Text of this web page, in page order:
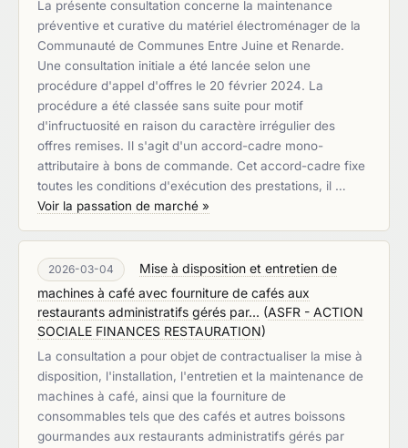
La présente consultation concerne la maintenance
préventive et curative du matériel électroménager de la
Communauté de Communes Entre Juine et Renarde.
Une consultation initiale a été lancée selon une
procédure d'appel d'offres le 20 février 2024. La
procédure a été classée sans suite pour motif
d'infructuosité en raison du caractère irrégulier des
offres remises. Il s'agit d'un accord-cadre mono-
attributaire à bons de commande. Cet accord-cadre fixe
toutes les conditions d'exécution des prestations, il …
Voir la passation de marché »
2026-03-04
Mise à disposition et entretien de
machines à café avec fourniture de cafés aux
restaurants administratifs gérés par... (ASFR - ACTION
SOCIALE FINANCES RESTAURATION)
La consultation a pour objet de contractualiser la mise à
disposition, l'installation, l'entretien et la maintenance de
machines à café, ainsi que la fourniture de
consommables tels que des cafés et autres boissons
gourmandes aux restaurants administratifs gérés par